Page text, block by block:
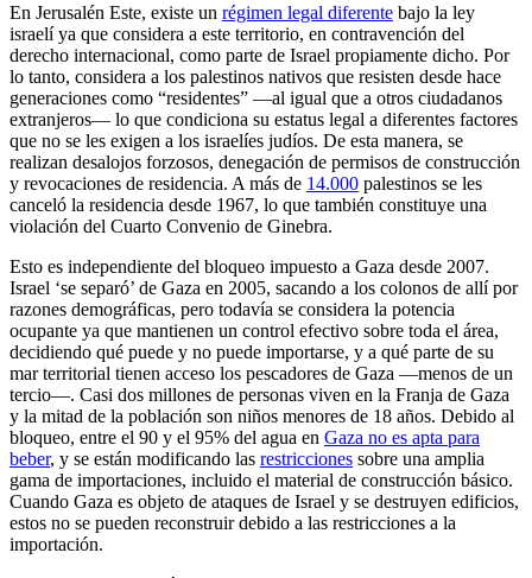
En Jerusalén Este, existe un régimen legal diferente bajo la ley
israelí ya que considera a este territorio, en contravención del
derecho internacional, como parte de Israel propiamente dicho. Por
lo tanto, considera a los palestinos nativos que resisten desde hace
generaciones como “residentes” —al igual que a otros ciudadanos
extranjeros— lo que condiciona su estatus legal a diferentes factores
que no se les exigen a los israelíes judíos. De esta manera, se
realizan desalojos forzosos, denegación de permisos de construcción
y revocaciones de residencia. A más de 14.000 palestinos se les
canceló la residencia desde 1967, lo que también constituye una
violación del Cuarto Convenio de Ginebra.
Esto es independiente del bloqueo impuesto a Gaza desde 2007.
Israel ‘se separó’ de Gaza en 2005, sacando a los colonos de allí por
razones demográficas, pero todavía se considera la potencia
ocupante ya que mantienen un control efectivo sobre toda el área,
decidiendo qué puede y no puede importarse, y a qué parte de su
mar territorial tienen acceso los pescadores de Gaza —menos de un
tercio—. Casi dos millones de personas viven en la Franja de Gaza
y la mitad de la población son niños menores de 18 años. Debido al
bloqueo, entre el 90 y el 95% del agua en Gaza no es apta para
beber, y se están modificando las restricciones sobre una amplia
gama de importaciones, incluido el material de construcción básico.
Cuando Gaza es objeto de ataques de Israel y se destruyen edificios,
estos no se pueden reconstruir debido a las restricciones a la
importación.